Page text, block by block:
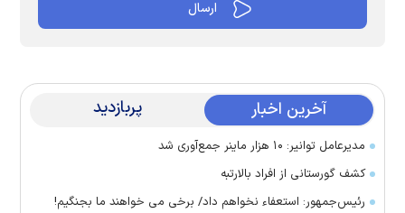
آخرین اخبار پربازدید
مدیرعامل توانیر: ۱۰ هزار ماینر جمع‌آوری شد
کشف گورستانی از افراد بالارتبه
رئیس‌جمهور: استعفاء نخواهم داد/ برخی می خواهند ما بجنگیم!